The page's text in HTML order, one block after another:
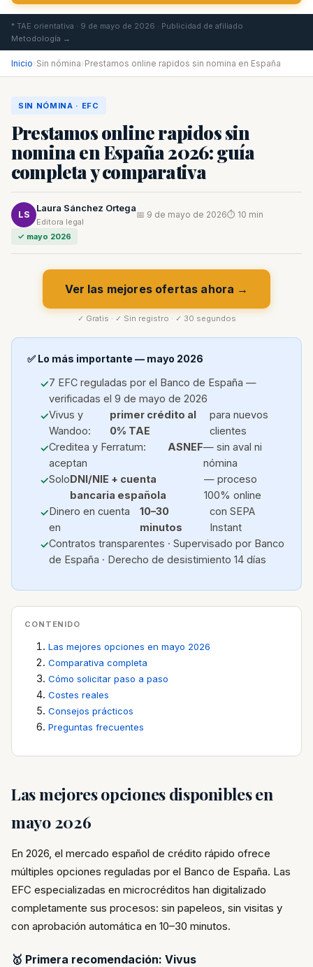
* TAE orientativa · 9 de mayo de 2026 · Publicidad de afiliado
Metodología →
Inicio›Sin nómina›Prestamos online rapidos sin nomina en España
SIN NÓMINA · EFC
Prestamos online rapidos sin
nomina en España 2026: guía
completa y comparativa
LS
Laura Sánchez Ortega
Editora legal
📅 9 de mayo de 2026⏱ 10 min
✓ mayo 2026
Ver las mejores ofertas ahora →
✓ Gratis · ✓ Sin registro · ✓ 30 segundos
✅ Lo más importante — mayo 2026
7 EFC reguladas por el Banco de España —
verificadas el 9 de mayo de 2026
Vivus y
Wandoo:
primer crédito al
0% TAE
para nuevos
clientes
Creditea y Ferratum:
aceptan
ASNEF— sin aval ni
nómina
SoloDNI/NIE + cuenta
bancaria española
— proceso
100% online
Dinero en cuenta
en
10–30
minutos
con SEPA
Instant
Contratos transparentes · Supervisado por Banco
de España · Derecho de desistimiento 14 días
CONTENIDO
Las mejores opciones en mayo 2026
Comparativa completa
Cómo solicitar paso a paso
Costes reales
Consejos prácticos
Preguntas frecuentes
Las mejores opciones disponibles en
mayo 2026
En 2026, el mercado español de crédito rápido ofrece
múltiples opciones reguladas por el Banco de España. Las
EFC especializadas en microcréditos han digitalizado
completamente sus procesos: sin papeleos, sin visitas y
con aprobación automática en 10–30 minutos.
🥇 Primera recomendación: Vivus